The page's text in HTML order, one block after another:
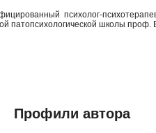
психолог-
патопсихологической школы проф.
Профили автора